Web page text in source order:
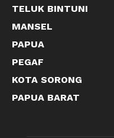
TELUK BINTUNI
MANSEL
PAPUA
PEGAF
KOTA SORONG
PAPUA BARAT